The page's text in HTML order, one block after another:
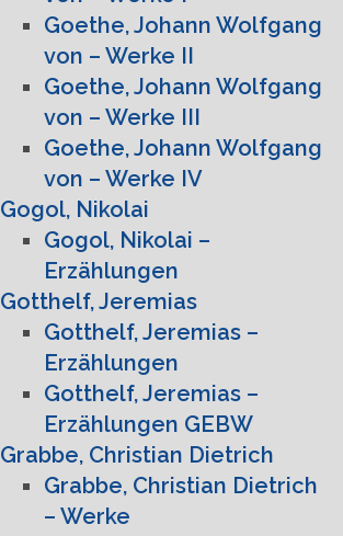
Goethe, Johann Wolfgang
von – Werke II
Goethe, Johann Wolfgang
von – Werke III
Goethe, Johann Wolfgang
von – Werke IV
Gogol, Nikolai
Gogol, Nikolai –
Erzählungen
Gotthelf, Jeremias
Gotthelf, Jeremias –
Erzählungen
Gotthelf, Jeremias –
Erzählungen GEBW
Grabbe, Christian Dietrich
Grabbe, Christian Dietrich
– Werke